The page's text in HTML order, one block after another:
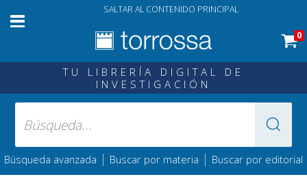
SALTAR AL CONTENIDO PRINCIPAL
0
TU LIBRERÍA DIGITAL DE
INVESTIGACIÓN
Búsqueda avanzada | Buscar por materia | Buscar por editorial